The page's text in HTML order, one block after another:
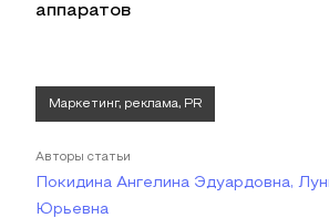
аппаратов
Маркетинг, реклама, PR
Авторы статьи
Покидина Ангелина Эдуардовна,
Юрьевна